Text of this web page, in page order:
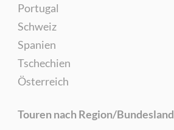
Portugal
Schweiz
Spanien
Tschechien
Österreich
Touren nach Region/Bundesland